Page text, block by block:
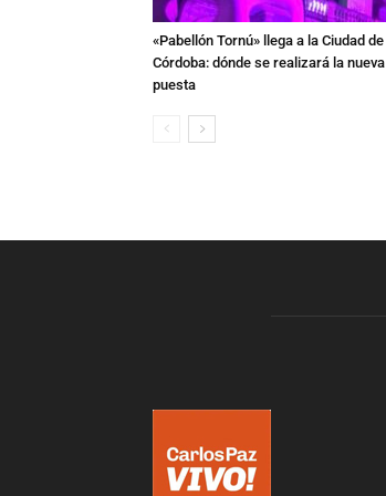
«Pabellón Tornú» llega a la Ciudad de
Córdoba: dónde se realizará la nueva
puesta